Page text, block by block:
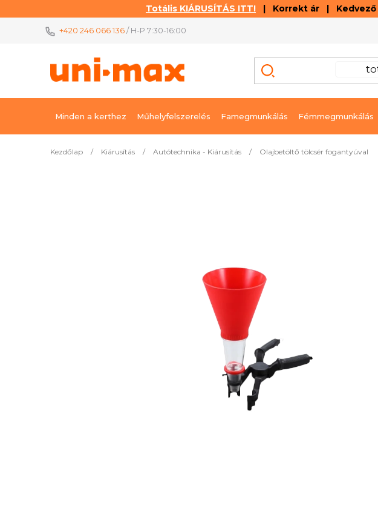
Totális KIÁRUSÍTÁS ITT! | Korrekt ár | Kedvező
+420 246 066 136/ H-P 7:30-16:00
Minden a kerthez Műhelyfelszerelés Famegmunkálás Fémmegmunkálás
Kezdőlap / Kiárusítás / Autótechnika - Kiárusítás / Olajbetöltő tölcsér fogantyúval